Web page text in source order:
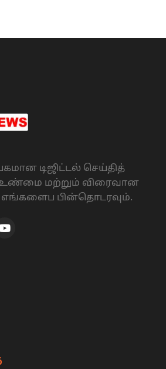
டிஜிட்டல் செய்தித்
உண்மை மற்றும் விரைவான
எங்களைப பின்தொடரவும்.